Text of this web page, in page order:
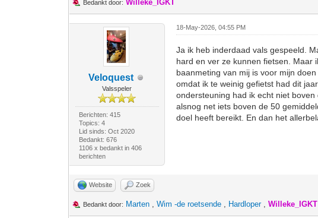
Bedankt door: Willeke_IGKT
Veloquest
Valsspeler
Berichten: 415
Topics: 4
Lid sinds: Oct 2020
Bedankt: 676
1106 x bedankt in 406
berichten
18-May-2026, 04:55 PM
Ja ik heb inderdaad vals gespeeld.
hard en ver ze kunnen fietsen. Maar
baanmeting van mij is voor mijn
omdat ik te weinig gefietst had dit
ondersteuning had ik echt niet
alsnog net iets boven de 50
doel heeft bereikt. En dan het
Website Zoek
Bedankt door: Marten ,Wim -de roetsende , Hardloper,Willeke_IGKT